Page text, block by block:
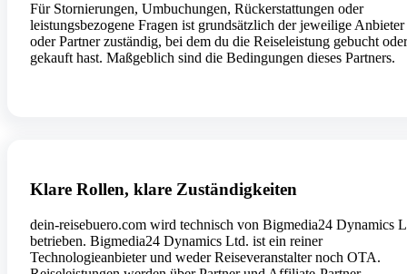
Für Stornierungen, Umbuchungen, Rückerstattungen oder
leistungsbezogene Fragen ist grundsätzlich der jeweilige Anbieter
oder Partner zuständig, bei dem du die Reiseleistung gebucht oder
gekauft hast. Maßgeblich sind die Bedingungen dieses Partners.
Klare Rollen, klare Zuständigkeiten
dein-reisebuero.com wird technisch von Bigmedia24 Dynamics
betrieben. Bigmedia24 Dynamics Ltd. ist ein reiner
Technologieanbieter und weder Reiseveranstalter noch OTA.